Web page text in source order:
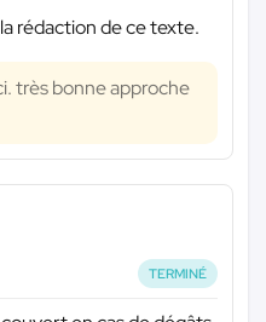
rédaction de ce texte.
très bonne approche
TERMINÉ